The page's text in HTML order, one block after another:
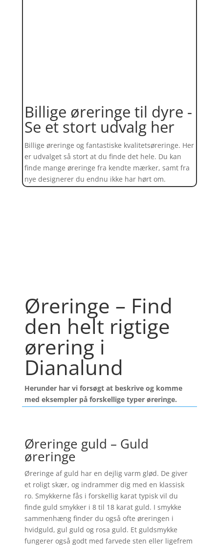
Billige øreringe til dyre -
Se et stort udvalg her
Billige øreringe og fantastiske kvalitetsøreringe. Her
er udvalget så stort at du finde det hele. Du kan
finde mange øreringe fra kendte mærker, samt fra
nye designerer du endnu ikke har hørt om.
Øreringe – Find
den helt rigtige
ørering i
Dianalund
Herunder har vi forsøgt at beskrive og komme
med eksempler på forskellige typer øreringe.
Øreringe guld – Guld
øreringe
Øreringe af guld har en dejlig varm glød. De giver
et roligt skær, og indrammer dig med en klassisk
ro. Smykkerne fås i forskellig karat typisk vil du
finde guld smykker i 8 til 18 karat guld. I smykke
sammenhæng finder du også ofte øreringen i
hvidguld, gul guld og rosa guld. Et guldsmykke
fungerer også godt med farvede sten eller ligefrem